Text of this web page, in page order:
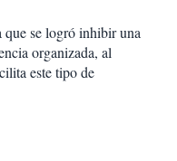
que se logró inhibir una
organizada, al
este tipo de